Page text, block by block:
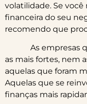
volatilidade. Se
financeira do seu
recomendo que
As empresas que
as mais fortes, nem
aquelas que foram
Aquelas que se
finanças mais